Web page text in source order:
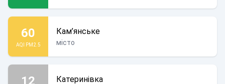
60
AQI PM2.5
Кам’янське
місто
12 Катеринівка